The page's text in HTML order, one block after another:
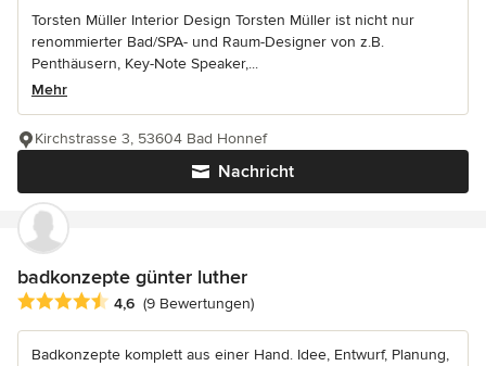
Torsten Müller Interior Design Torsten Müller ist nicht nur
renommierter Bad/SPA- und Raum-Designer von z.B.
Penthäusern, Key-Note Speaker,...
Mehr
Nachricht
Kirchstrasse 3, 53604 Bad Honnef
badkonzepte günter luther
Durchschnittliche Bewertung: 4.6 von 5 Sternen
4,6 (9 Bewertungen)
Badkonzepte komplett aus einer Hand. Idee, Entwurf, Planung,